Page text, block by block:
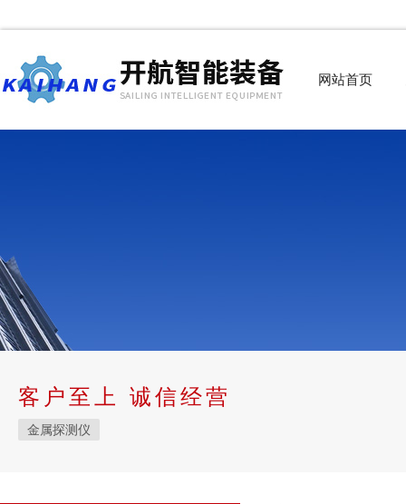
网站首页
客户至上 诚信经营
金属探测仪